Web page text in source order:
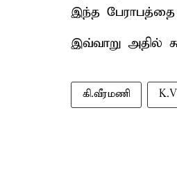
இந்த
இவ்வாறு அதில்
கி.வீரமணி